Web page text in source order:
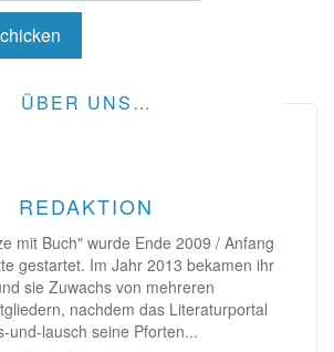
ÜBER UNS…
REDAKTION
mit Buch" wurde Ende 2009 / Anfang
gestartet. Im Jahr 2013 bekamen ihr
sie Zuwachs von mehreren
nachdem das Literaturportal
und-lausch seine Pforten...